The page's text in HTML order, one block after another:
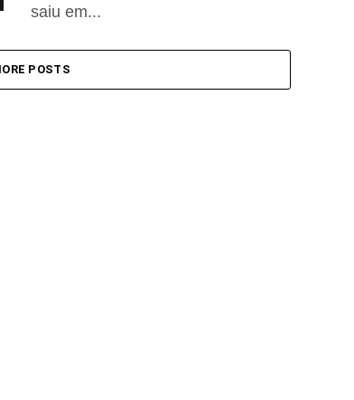
saiu em...
POSTS